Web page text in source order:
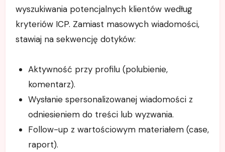
wyszukiwania potencjalnych klientów według
kryteriów ICP. Zamiast masowych wiadomości,
stawiaj na sekwencję dotyków:
Aktywność przy profilu (polubienie,
komentarz).
Wysłanie spersonalizowanej wiadomości z
odniesieniem do treści lub wyzwania.
Follow-up z wartościowym materiałem (case,
raport).